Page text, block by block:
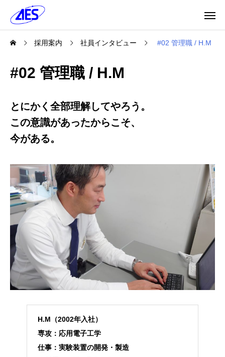
採用案内 社員インタビュー #02 管理職 / H.M
#02 管理職 / H.M
とにかく全部理解してやろう。
この意識があったからこそ、
今がある。
H.M（2002年入社）
専攻：応用電子工学
仕事：実験装置の開発・製造